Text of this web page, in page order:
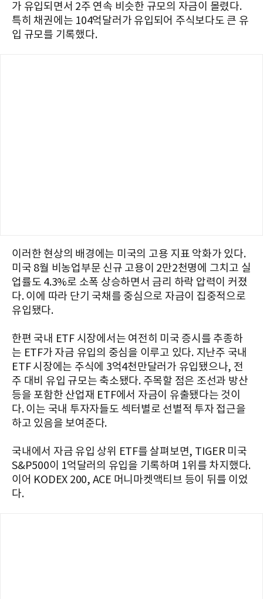
가 유입되면서 2주 연속 비슷한 규모의 자금이 몰렸다.
특히 채권에는 104억달러가 유입되어 주식보다도 큰 유
입 규모를 기록했다.
이러한 현상의 배경에는 미국의 고용 지표 악화가 있다.
미국 8월 비농업부문 신규 고용이 2만2천명에 그치고 실
업률도 4.3%로 소폭 상승하면서 금리 하락 압력이 커졌
다. 이에 따라 단기 국채를 중심으로 자금이 집중적으로
유입됐다.
한편 국내 ETF 시장에서는 여전히 미국 증시를 추종하
는 ETF가 자금 유입의 중심을 이루고 있다. 지난주 국내
ETF 시장에는 주식에 3억4천만달러가 유입됐으나, 전
주 대비 유입 규모는 축소됐다. 주목할 점은 조선과 방산
등을 포함한 산업재 ETF에서 자금이 유출됐다는 것이
다. 이는 국내 투자자들도 섹터별로 선별적 투자 접근을
하고 있음을 보여준다.
국내에서 자금 유입 상위 ETF를 살펴보면, TIGER 미국
S&P500이 1억달러의 유입을 기록하며 1위를 차지했다.
이어 KODEX 200, ACE 머니마켓액티브 등이 뒤를 이었
다.